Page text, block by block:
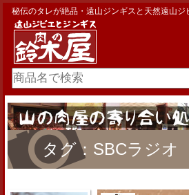
秘伝のタレが絶品・遠山ジンギスと天然遠山ジ
タグ：SBCラジオ